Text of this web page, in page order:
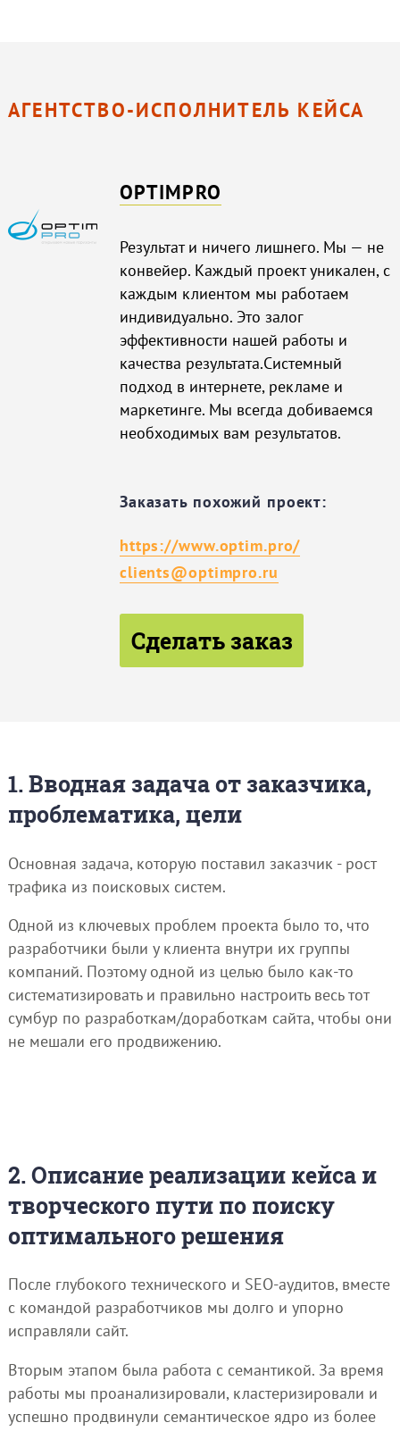
АГЕНТСТВО-ИСПОЛНИТЕЛЬ КЕЙСА
OPTIMPRO
Результат и ничего лишнего. Мы — не
конвейер. Каждый проект уникален, с
каждым клиентом мы работаем
индивидуально. Это залог
эффективности нашей работы и
качества результата.Системный
подход в интернете, рекламе и
маркетинге. Мы всегда добиваемся
необходимых вам результатов.
Заказать похожий проект:
https://www.optim.pro/
clients@optimpro.ru
Сделать заказ
1. Вводная задача от заказчика,
проблематика, цели
Основная задача, которую поставил заказчик - рост
трафика из поисковых систем.
Одной из ключевых проблем проекта было то, что
разработчики были у клиента внутри их группы
компаний. Поэтому одной из целью было как-то
систематизировать и правильно настроить весь тот
сумбур по разработкам/доработкам сайта, чтобы они
не мешали его продвижению.
2. Описание реализации кейса и
творческого пути по поиску
оптимального решения
После глубокого технического и SEO-аудитов, вместе
с командой разработчиков мы долго и упорно
исправляли сайт.
Вторым этапом была работа с семантикой. За время
работы мы проанализировали, кластеризировали и
успешно продвинули семантическое ядро из более